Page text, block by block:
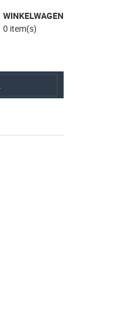
WINKELWAGEN
0 item(s)